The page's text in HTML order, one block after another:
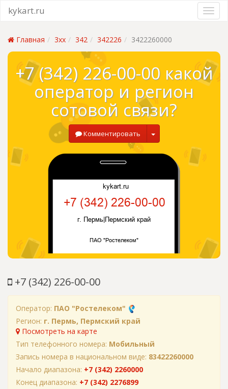
kykart.ru
Главная 3xx 342 342226 3422260000
+7 (342) 226-00-00 какой
оператор и регион
сотовой связи?
Комментировать
+7 (342) 226-00-00
Оператор: ПАО "Ростелеком"
Регион: г. Пермь, Пермский край
Посмотреть на карте
Тип телефонного номера: Мобильный
Запись номера в национальном виде: 83422260000
Начало диапазона: +7 (342) 2260000
Конец диапазона: +7 (342) 2276899